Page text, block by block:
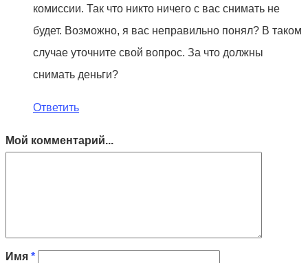
комиссии. Так что никто ничего с вас снимать не
будет. Возможно, я вас неправильно понял? В таком
случае уточните свой вопрос. За что должны
снимать деньги?
Ответить
Мой комментарий...
Имя *